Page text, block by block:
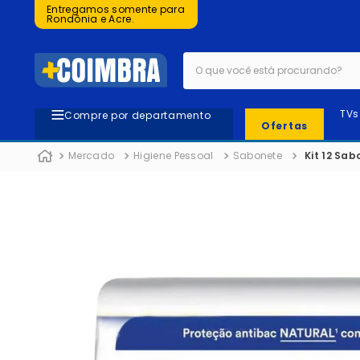
Entregamos somente para
Rondônia e Acre.
O que você está procurando?
Compre por departamento
Ofertas
TVs
Mercado Higiene Pessoal Sabonete Kit 12